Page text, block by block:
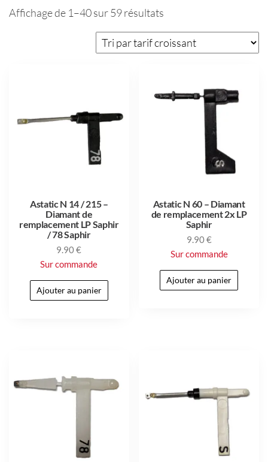
Affichage de 1–40 sur 59 résultats
Astatic N 14 / 215 –
Diamant de
remplacement LP Saphir
/ 78 Saphir
9.90€
Sur commande
Ajouter au panier
Astatic N 60 – Diamant
de remplacement 2x LP
Saphir
9.90€
Sur commande
Ajouter au panier